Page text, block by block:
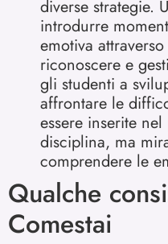
diverse strategie.
introdurre
emotiva
riconoscere e
gli studenti a
affrontare le
essere inserite
disciplina, ma
comprendere le
Qualche
Comestai